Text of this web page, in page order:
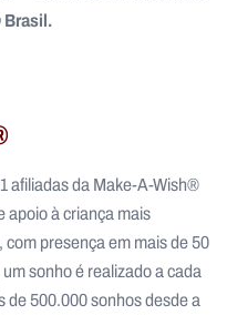
afiliadas da Make-A-Wish®
apoio à criança mais
presença em mais de 50
sonho é realizado a cada
de 500.000 sonhos desde a